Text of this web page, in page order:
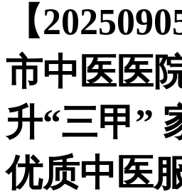
【
市中医医
升“三甲”
优质中医